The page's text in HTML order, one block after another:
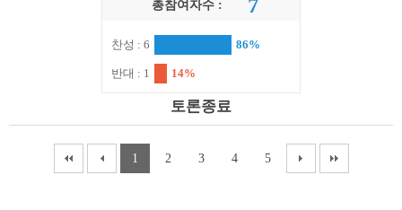
총참여자수 : 7
찬성 : 6 86%
반대 : 1 14%
토론종료
1 2 3 4 5